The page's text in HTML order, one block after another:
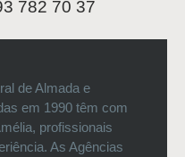
782 70 37
de Almada e
em 1990 têm com
profissionais
As Agências